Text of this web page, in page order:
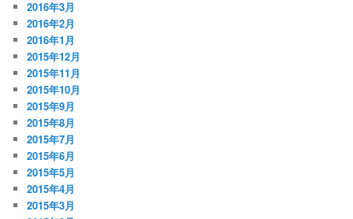
2016年3月
2016年2月
2016年1月
2015年12月
2015年11月
2015年10月
2015年9月
2015年8月
2015年7月
2015年6月
2015年5月
2015年4月
2015年3月